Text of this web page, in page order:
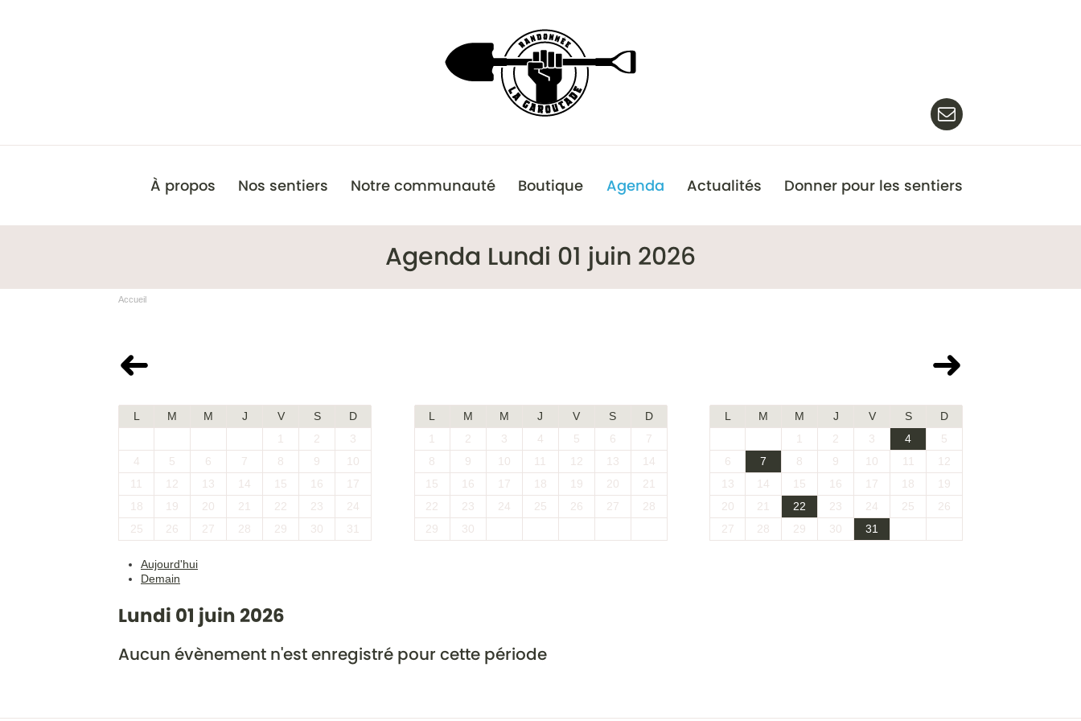
À propos Nos sentiers Notre communauté Boutique Agenda Actualités Donner pour les sentiers
Agenda Lundi 01 juin 2026
Accueil
L M M J V S
D
1
2
3
4
5 6 7 8 9
10
11
12 13 14 15 16
17
18
19 20 21 22 23
24
25
26 27 28 29 30 31
L M M J V S
D
1
2 3 4 5 6
7
8
9 10 11 12 13
14
15
16 17 18 19 20
21
22
23 24 25 26 27
28
29
30
L M M J V S
D
1
2 3 4
5
6
7 8 9 10 11
12
13
14 15 16 17 18
19
20
21 22 23 24 25
26
27
28 29 30 31
Aujourd'hui
Demain
Lundi 01 juin 2026
Aucun évènement n'est enregistré pour cette période